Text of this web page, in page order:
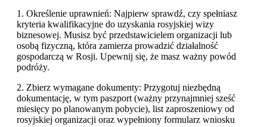
1. Określenie uprawnień: Najpierw sprawdź, czy spełniasz
kryteria kwalifikacyjne do uzyskania rosyjskiej wizy
biznesowej. Musisz być przedstawicielem organizacji lub
osobą fizyczną, która zamierza prowadzić działalność
gospodarczą w Rosji. Upewnij się, że masz ważny powód
podróży.
2. Zbierz wymagane dokumenty: Przygotuj niezbędną
dokumentację, w tym paszport (ważny przynajmniej sześć
miesięcy po planowanym pobycie), list zaproszeniowy od
rosyjskiej organizacji oraz wypełniony formularz wniosku